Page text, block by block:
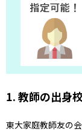
1. 教師の出身
東大家庭教師友の会